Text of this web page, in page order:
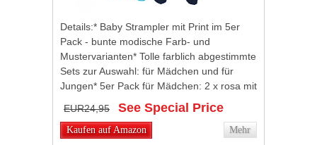
Details:* Baby Strampler mit Print im 5er
Pack - bunte modische Farb- und
Mustervarianten* Tolle farblich abgestimmte
Sets zur Auswahl: für Mädchen und für
Jungen* 5er Pack für Mädchen: 2 x rosa mit
buntem Blumenmuster und Zick-Zack-
Muster, 1...
EUR24,95 See Special Price
Kaufen auf Amazon Mehr